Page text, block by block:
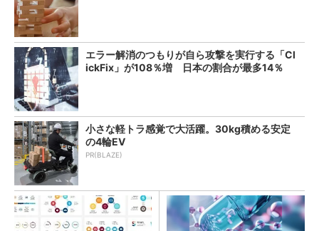
エラー解消のつもりが自ら攻撃を実行する「Cl
ickFix」が108％増 日本の割合が最多14％
小さな軽トラ感覚で大活躍。30kg積める安定
の4輪EV
PR(BLAZE)